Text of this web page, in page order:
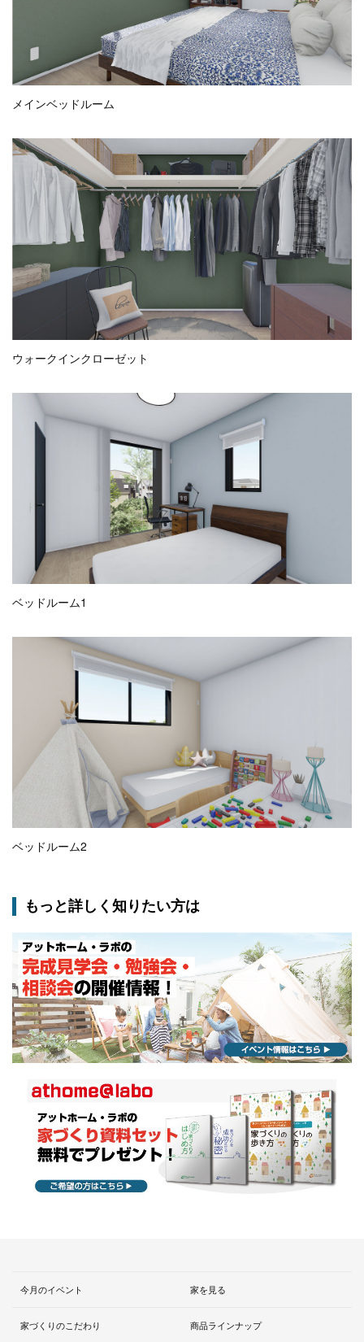
メインベッドルーム
ウォークインクローゼット
ベッドルーム1
ベッドルーム2
もっと詳しく知りたい方は
今月のイベント 家を見る
家づくりのこだわり 商品ラインナップ